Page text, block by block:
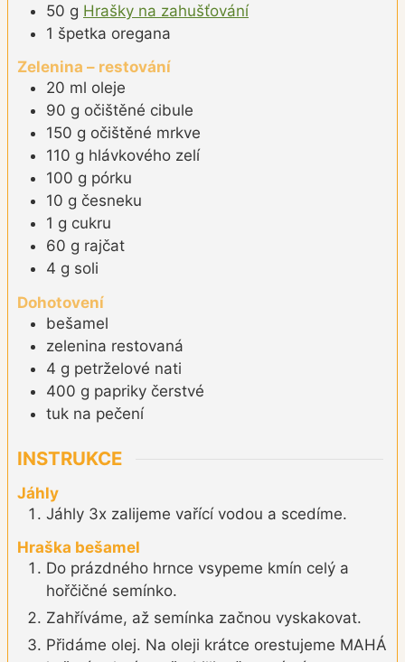
50 g Hrašky na zahušťování
1 špetka oregana
Zelenina – restování
20 ml oleje
90 g očištěné cibule
150 g očištěné mrkve
110 g hlávkového zelí
100 g pórku
10 g česneku
1 g cukru
60 g rajčat
4 g soli
Dohotovení
bešamel
zelenina restovaná
4 g petrželové nati
400 g papriky čerstvé
tuk na pečení
INSTRUKCE
Jáhly
Jáhly 3x zalijeme vařící vodou a scedíme.
Hraška bešamel
Do prázdného hrnce vsypeme kmín celý a
hořčičné semínko.
Zahříváme, až semínka začnou vyskakovat.
Přidáme olej. Na oleji krátce orestujeme MAHÁ